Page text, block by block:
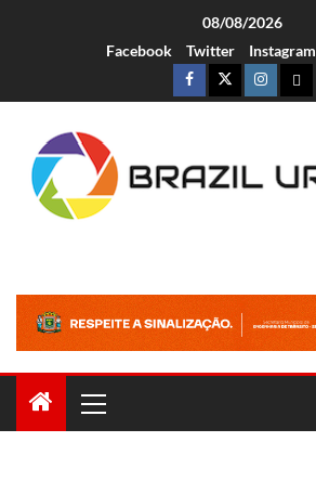
08/08/2026
Facebook
Twitter Instagram